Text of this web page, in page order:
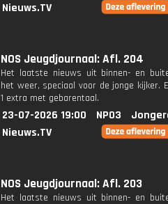
Nieuws.TV
NOS Jeugdjournaal: Afl. 204
Het laatste nieuws uit binnen- en
het weer, speciaal voor de jonge kijker.
1 extra met gebarentaal.
23-07-2026 19:00 NPO3
Nieuws.TV
NOS Jeugdjournaal: Afl. 203
Het laatste nieuws uit binnen- en